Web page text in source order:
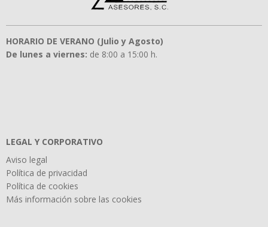
HORARIO DE VERANO (Julio y Agosto)
De lunes a viernes: de 8:00 a 15:00 h.
LEGAL Y CORPORATIVO
Aviso legal
Política de privacidad
Política de cookies
Más información sobre las cookies